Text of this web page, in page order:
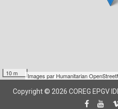
10 m Images par Humanitarian
Copyright © 2026 COREG EPGV